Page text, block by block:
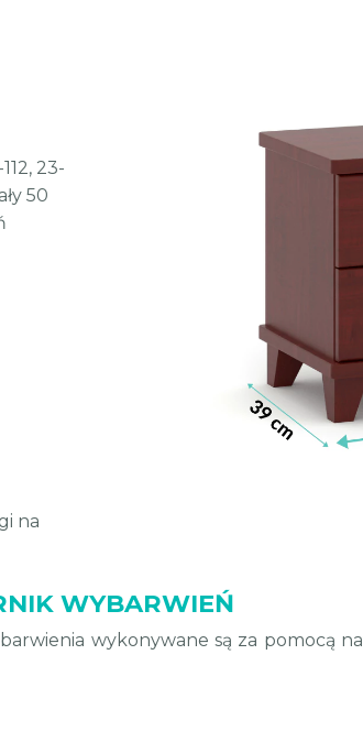
23-
50
na
WYBARWIEŃ
wykonywane są za pomocą